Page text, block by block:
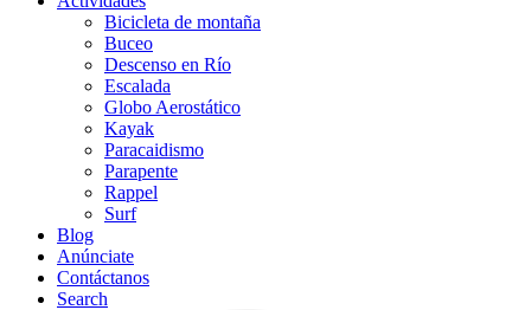
Bicicleta de montaña
Buceo
Descenso en Río
Escalada
Globo Aerostático
Kayak
Paracaidismo
Parapente
Rappel
Surf
Blog
Anúnciate
Contáctanos
Search